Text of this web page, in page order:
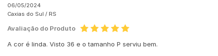
06/05/2024
Caxias do Sul / RS
Avaliação do Produto
A cor é linda. Visto 36 e o tamanho P serviu bem.